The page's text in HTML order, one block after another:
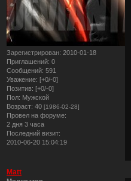
Зарегистрирован: 2010-01-18
Приглашений: 0
Сообщений: 591
Уважение: [+0/-0]
Позитив: [+0/-0]
Пол: Мужской
Возраст: 40 [1986-02-28]
Провел на форуме:
2 дня 3 часа
Последний визит:
2010-06-20 15:04:19
Matt